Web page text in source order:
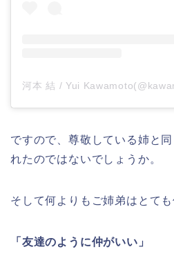
ですので、尊敬している姉と
れたのではないでしょうか。
そして何よりもご姉弟はとて
「友達のように仲がいい」